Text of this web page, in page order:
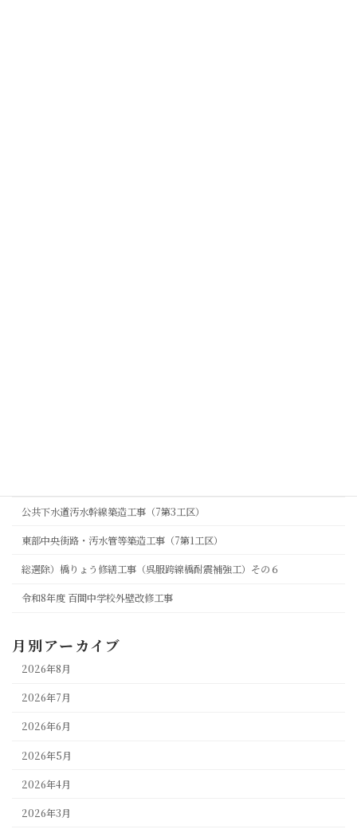
公共下水道汚水幹線築造工事（7第3工区）
東部中央街路・汚水管等築造工事（7第1工区）
総選除）橋りょう修繕工事（呉服跨線橋耐震補強工）その６
令和8年度 百間中学校外壁改修工事
月別アーカイブ
2026年8月
2026年7月
2026年6月
2026年5月
2026年4月
2026年3月